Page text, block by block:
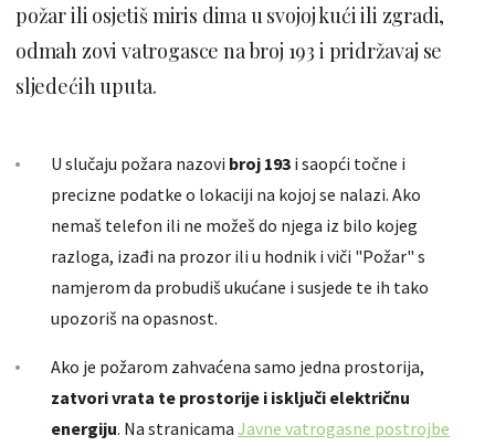
požar ili osjetiš miris dima u svojoj kući ili zgradi,
odmah zovi vatrogasce na broj 193 i pridržavaj se
sljedećih uputa.
U slučaju požara nazovi broj 193 i saopći točne i
precizne podatke o lokaciji na kojoj se nalazi. Ako
nemaš telefon ili ne možeš do njega iz bilo kojeg
razloga, izađi na prozor ili u hodnik i viči "Požar" s
namjerom da probudiš ukućane i susjede te ih tako
upozoriš na opasnost.
Ako je požarom zahvaćena samo jedna prostorija,
zatvori vrata te prostorije i isključi električnu
energiju. Na stranicama Javne vatrogasne postrojbe